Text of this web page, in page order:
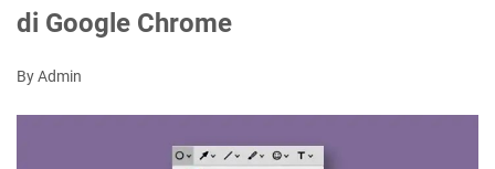
di Google Chrome
By Admin